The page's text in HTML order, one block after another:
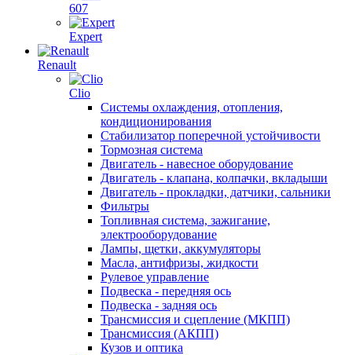
607
Expert
Renault
Clio
Системы охлаждения, отопления,
кондиционирования
Стабилизатор поперечной устойчивости
Тормозная система
Двигатель - навесное оборудование
Двигатель - клапана, колпачки, вкладыши
Двигатель - прокладки, датчики, сальники
Фильтры
Топливная система, зажигание,
электрооборудование
Лампы, щетки, аккумуляторы
Масла, антифризы, жидкости
Рулевое управление
Подвеска - передняя ось
Подвеска - задняя ось
Трансмиссия и сцепление (МКПП)
Трансмиссия (АКПП)
Кузов и оптика